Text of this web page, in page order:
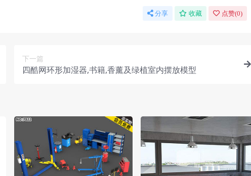
分享 收藏 点赞(0)
下一篇
四酷网环形加湿器,书籍,香薰及绿植室内摆放模型